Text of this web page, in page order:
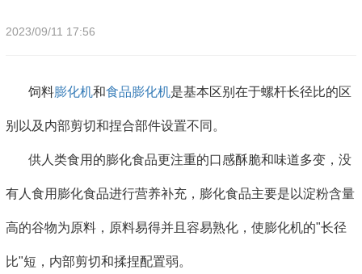
2023/09/11 17:56
饲料膨化机和食品膨化机是基本区别在于螺杆长径比的区
别以及内部剪切和捏合部件设置不同。
供人类食用的膨化食品更注重的口感酥脆和味道多变，没
有人食用膨化食品进行营养补充，膨化食品主要是以淀粉含量
高的谷物为原料，原料易得并且容易熟化，使膨化机的"长径
比"短，内部剪切和揉捏配置弱。